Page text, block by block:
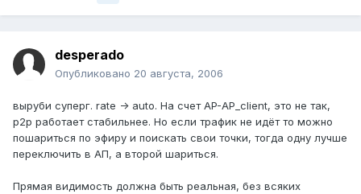
desperado
Опубликовано 20 августа, 2006
выруби суперг. rate -> auto. На счет AP-AP_client, это не так,
p2p работает стабильнее. Но если трафик не идёт то можно
пошариться по эфиру и поискать свои точки, тогда одну лучше
переключить в АП, а второй шариться.
Прямая видимость должна быть реальная, без всяких